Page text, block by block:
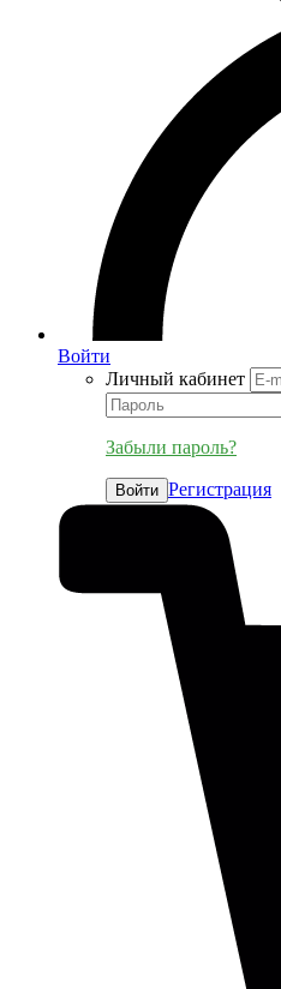
Войти
Личный кабинет
Забыли пароль?
Войти Регистрация